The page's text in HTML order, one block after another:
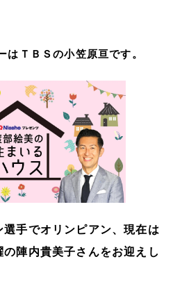
はＴＢＳの小笠原亘です。
手でオリンピアン、現在は
陣内貴美子さんをお迎えし